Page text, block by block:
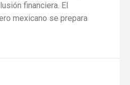
financiera. El
mexicano se prepara